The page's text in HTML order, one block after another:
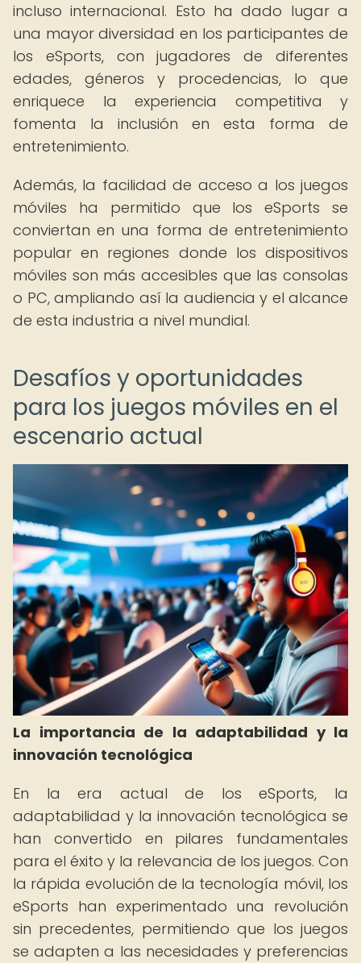
incluso internacional. Esto ha dado lugar a
una mayor diversidad en los participantes de
los eSports, con jugadores de diferentes
edades, géneros y procedencias, lo que
enriquece la experiencia competitiva y
fomenta la inclusión en esta forma de
entretenimiento.
Además, la facilidad de acceso a los juegos
móviles ha permitido que los eSports se
conviertan en una forma de entretenimiento
popular en regiones donde los dispositivos
móviles son más accesibles que las consolas
o PC, ampliando así la audiencia y el alcance
de esta industria a nivel mundial.
Desafíos y oportunidades
para los juegos móviles en el
escenario actual
La importancia de la adaptabilidad y la
innovación tecnológica
En la era actual de los eSports, la
adaptabilidad y la innovación tecnológica se
han convertido en pilares fundamentales
para el éxito y la relevancia de los juegos. Con
la rápida evolución de la tecnología móvil, los
eSports han experimentado una revolución
sin precedentes, permitiendo que los juegos
se adapten a las necesidades y preferencias